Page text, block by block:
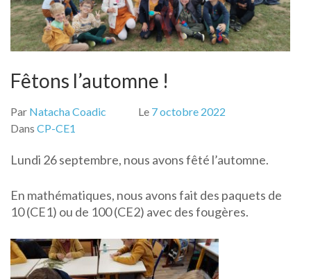
Fêtons l’automne !
Par Natacha Coadic Le 7 octobre 2022
Dans CP-CE1
Lundi 26 septembre, nous avons fêté l’automne.
En mathématiques, nous avons fait des paquets de
10 (CE1) ou de 100 (CE2) avec des fougères.